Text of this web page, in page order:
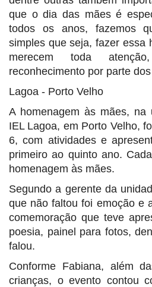
que o dia das mães é
todos os anos, fazemos
simples que seja, fazer essa
merecem toda
reconhecimento por parte
Lagoa - Porto Velho
A homenagem às mães, na
IEL Lagoa, em Porto Velho,
6, com atividades e
primeiro ao quinto ano.
homenagem às mães.
Segundo a gerente da
que não faltou foi emoção e
comemoração que teve
poesia, painel para fotos,
falou.
Conforme Fabiana, além
crianças, o evento contou